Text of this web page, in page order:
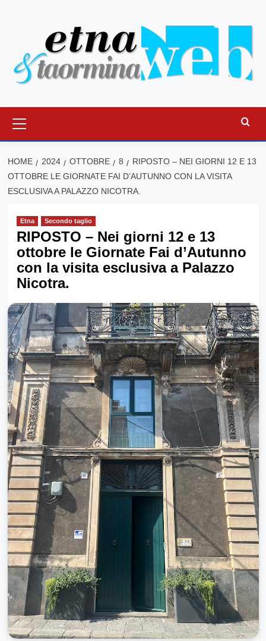
principale
HOME 2024 OTTOBRE 8
RIPOSTO – NEI GIORNI 12 E 13
OTTOBRE LE GIORNATE FAI D’AUTUNNO CON LA VISITA
ESCLUSIVA A PALAZZO NICOTRA.
Etna Secondo taglio
RIPOSTO – Nei giorni 12 e 13
ottobre le Giornate Fai d’Autunno
con la visita esclusiva a Palazzo
Nicotra.